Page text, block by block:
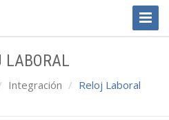
LABORAL
Integración Reloj Laboral